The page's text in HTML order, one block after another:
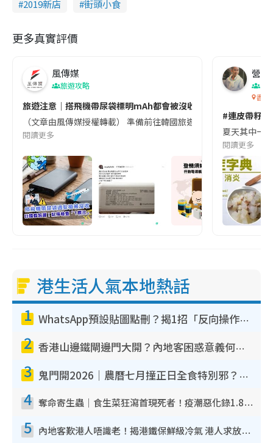
2019新店 街頭小食
更多真實評價
風傳媒
旅遊攻略
旅遊注意｜搭飛機帶尿袋標明mAh都會被沒收😱出發前切記檢查
（文章由風傳媒授權轉載） 準備前往韓國旅遊的民眾，近期要
閱讀更多
營養
香港
#連皮帶籽
夏天其中一
閱讀更多
港生活人氣本地熱話
1 WhatsApp預設貼圖點刪？揭1招「反向操作」還原簡潔介面 附3步實測教學
2 香港山邊鐵閘邊門大開？內地客困惑意義何在！網民神回覆：呢種叫法理性防禦
3 鬼門開2026｜農曆七月撞正日全食特別邪？專家警告切忌做一事！揭4大禁忌+2招保平安
4 奪命寄生蟲｜食生菜狂瀉首現死者！疫潮惡化錄1.8萬宗病例 揭洗菜3大謬誤
5 內地客歎港人唔識老！揭港鐵保鮮級冷氣 港人求放過：咪投訴